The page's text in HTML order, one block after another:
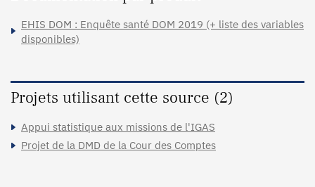
EHIS DOM : Enquête santé DOM 2019 (+ liste des variables
disponibles)
Projets utilisant cette source (2)
Appui statistique aux missions de l'IGAS
Projet de la DMD de la Cour des Comptes